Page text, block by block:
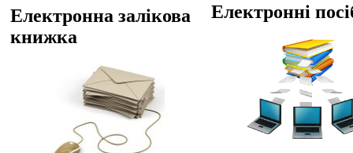
Електронна залікова
книжка
Електронні